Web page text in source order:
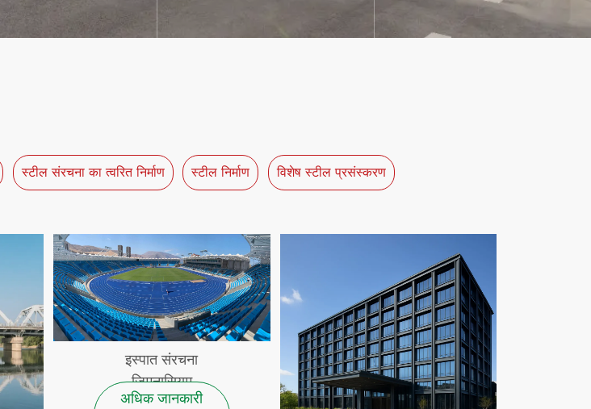
स्टील संरचना का त्वरित निर्माण स्टील निर्माण विशेष स्टील प्रसंस्करण
इस्पात संरचना
जिमनासियम
अधिक जानकारी